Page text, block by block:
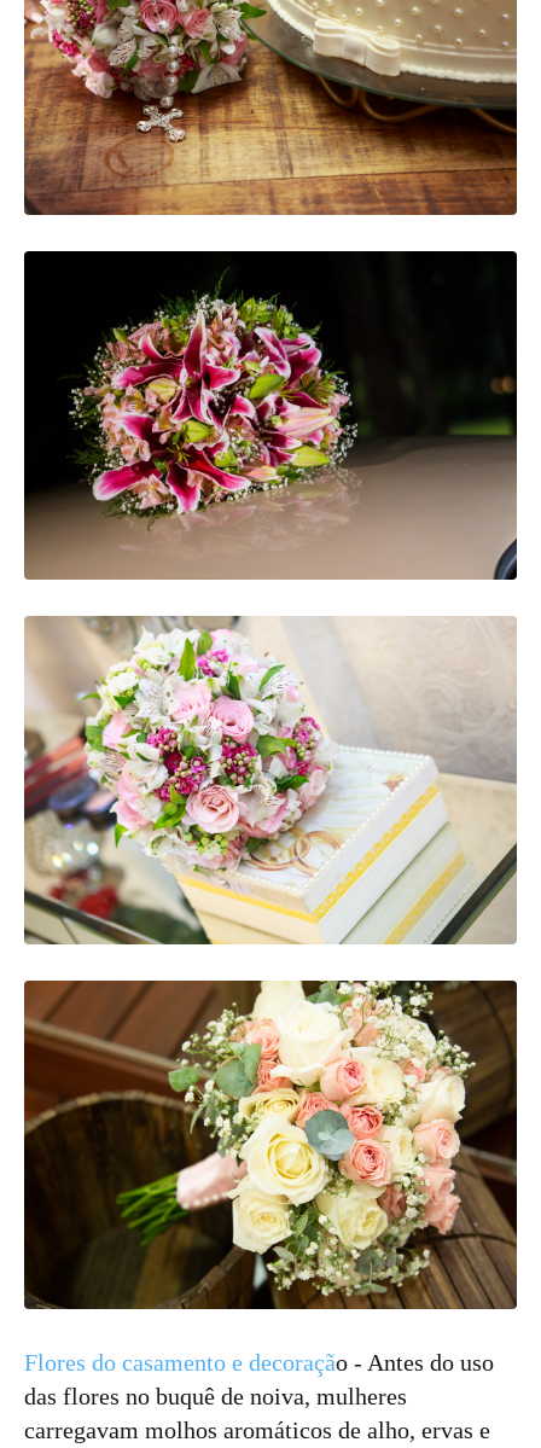
Flores do casamento e decoração - Antes do uso
das flores no buquê de noiva, mulheres
carregavam molhos aromáticos de alho, ervas e